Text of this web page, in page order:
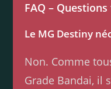
FAQ –
Le MG Destiny
Non. Comme
Grade Bandai, il